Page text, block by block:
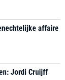
affaire
Jordi Cruijff